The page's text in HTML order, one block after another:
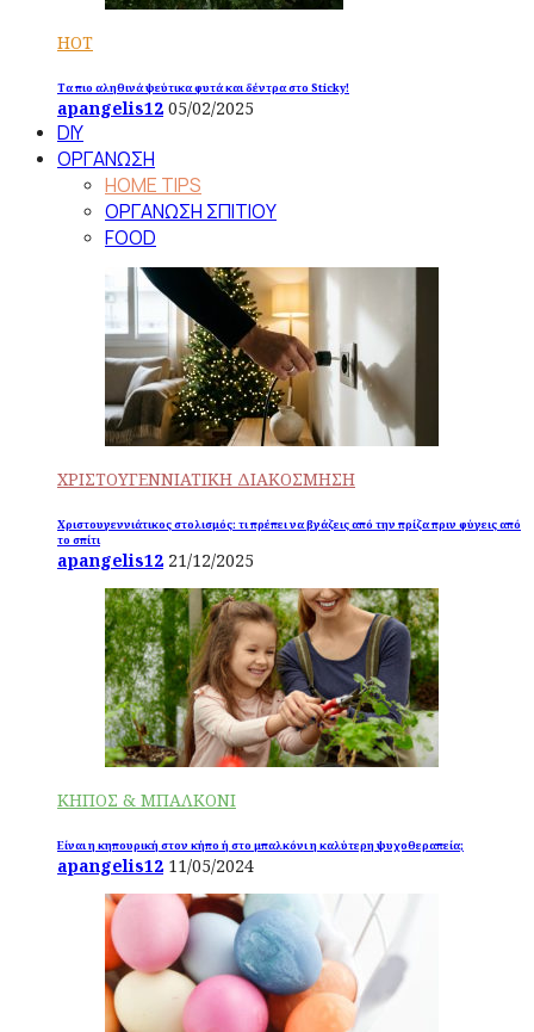
HOT
Τα πιο αληθινά ψεύτικα φυτά και δέντρα στο Sticky!
apangelis12 05/02/2025
DIY
ΟΡΓΑΝΩΣΗ
HOME TIPS
ΟΡΓΑΝΩΣΗ ΣΠΙΤΙΟΥ
FOOD
ΧΡΙΣΤΟΥΓΕΝΝΙΑΤΙΚΗ ΔΙΑΚΟΣΜΗΣΗ
Χριστουγεννιάτικος στολισμός: τι πρέπει να βγάζεις από την πρίζα πριν φύγεις από
το σπίτι
apangelis12 21/12/2025
ΚΗΠΟΣ & ΜΠΑΛΚΟΝΙ
Είναι η κηπουρική στον κήπο ή στο μπαλκόνι η καλύτερη ψυχοθεραπεία;
apangelis12 11/05/2024